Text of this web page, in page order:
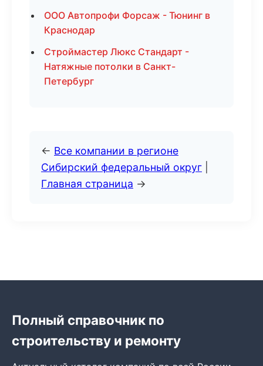
ООО Автопрофи Форсаж - Тюнинг в
Краснодар
Строймастер Люкс Стандарт -
Натяжные потолки в Санкт-
Петербург
← Все компании в регионе
Сибирский федеральный округ
Главная страница →
Полный справочник по
строительству и ремонту